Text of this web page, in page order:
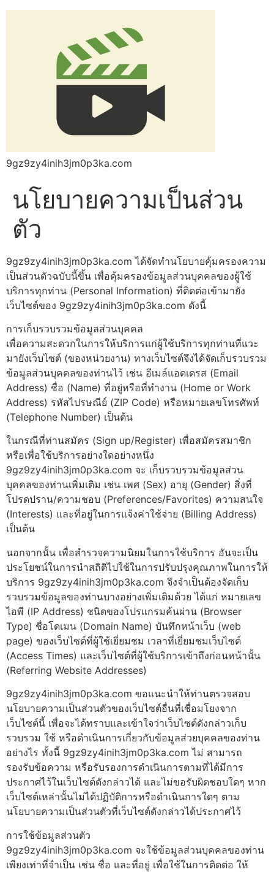
9gz9zy4inih3jm0p3ka.com
นโยบายความเป็นส่วน
ตัว
9gz9zy4inih3jm0p3ka.com ได้จัดทำนโยบายคุ้มครองความ
เป็นส่วนตัวฉบับนี้ขึ้น เพื่อคุ้มครองข้อมูลส่วนบุคคลของผู้ใช้
บริการทุกท่าน (Personal Information) ที่ติดต่อเข้ามายัง
เว็บไซต์ของ 9gz9zy4inih3jm0p3ka.com ดังนี้
การเก็บรวบรวมข้อมูลส่วนบุคคล
เพื่อความสะดวกในการให้บริการแก่ผู้ใช้บริการทุกท่านที่แวะ
มายังเว็บไซต์ (ของหน่วยงาน) ทางเว็บไซต์จึงได้จัดเก็บรวบรวม
ข้อมูลส่วนบุคคลของท่านไว้ เช่น อีเมล์แอดเดรส (Email
Address) ชื่อ (Name) ที่อยู่หรือที่ทำงาน (Home or Work
Address) รหัสไปรษณีย์ (ZIP Code) หรือหมายเลขโทรศัพท์
(Telephone Number) เป็นต้น
ในกรณีที่ท่านสมัคร (Sign up/Register) เพื่อสมัครสมาชิก
หรือเพื่อใช้บริการอย่างใดอย่างหนึ่ง
9gz9zy4inih3jm0p3ka.com จะ เก็บรวบรวมข้อมูลส่วน
บุคคลของท่านเพิ่มเติม เช่น เพศ (Sex) อายุ (Gender) สิ่งที่
โปรดปราน/ความชอบ (Preferences/Favorites) ความสนใจ
(Interests) และที่อยู่ในการแจ้งค่าใช้จ่าย (Billing Address)
เป็นต้น
นอกจากนั้น เพื่อสำรวจความนิยมในการใช้บริการ อันจะเป็น
ประโยชน์ในการนำสถิติไปใช้ในการปรับปรุงคุณภาพในการให้
บริการ 9gz9zy4inih3jm0p3ka.com จึงจำเป็นต้องจัดเก็บ
รวบรวมข้อมูลของท่านบางอย่างเพิ่มเติมด้วย ได้แก่ หมายเลข
ไอพี (IP Address) ชนิดของโปรแกรมค้นผ่าน (Browser
Type) ชื่อโดเมน (Domain Name) บันทึกหน้าเว็บ (web
page) ของเว็บไซต์ที่ผู้ใช้เยี่ยมชม เวลาที่เยี่ยมชมเว็บไซต์
(Access Times) และเว็บไซต์ที่ผู้ใช้บริการเข้าถึงก่อนหน้านั้น
(Referring Website Addresses)
9gz9zy4inih3jm0p3ka.com ขอแนะนำให้ท่านตรวจสอบ
นโยบายความเป็นส่วนตัวของเว็บไซต์อื่นที่เชื่อมโยงจาก
เว็บไซต์นี้ เพื่อจะได้ทราบและเข้าใจว่าเว็บไซต์ดังกล่าวเก็บ
รวบรวม ใช้ หรือดำเนินการเกี่ยวกับข้อมูลส่วยบุคคลของท่าน
อย่างไร ทั้งนี้ 9gz9zy4inih3jm0p3ka.com ไม่ สามารถ
รองรับข้อความ หรือรับรองการดำเนินการตามที่ได้มีการ
ประกาศไว้ในเว็บไซต์ดังกล่าวได้ และไม่ขอรับผิดชอบใดๆ หาก
เว็บไซต์เหล่านั้นไม่ได้ปฏิบัติการหรือดำเนินการใดๆ ตาม
นโยบายความเป็นส่วนตัวที่เว็บไซต์ดังกล่าวได้ประกาศไว้
การใช้ข้อมูลส่วนตัว
9gz9zy4inih3jm0p3ka.com จะใช้ข้อมูลส่วนบุคคลของท่าน
เพียงเท่าที่จำเป็น เช่น ชื่อ และที่อยู่ เพื่อใช้ในการติดต่อ ให้